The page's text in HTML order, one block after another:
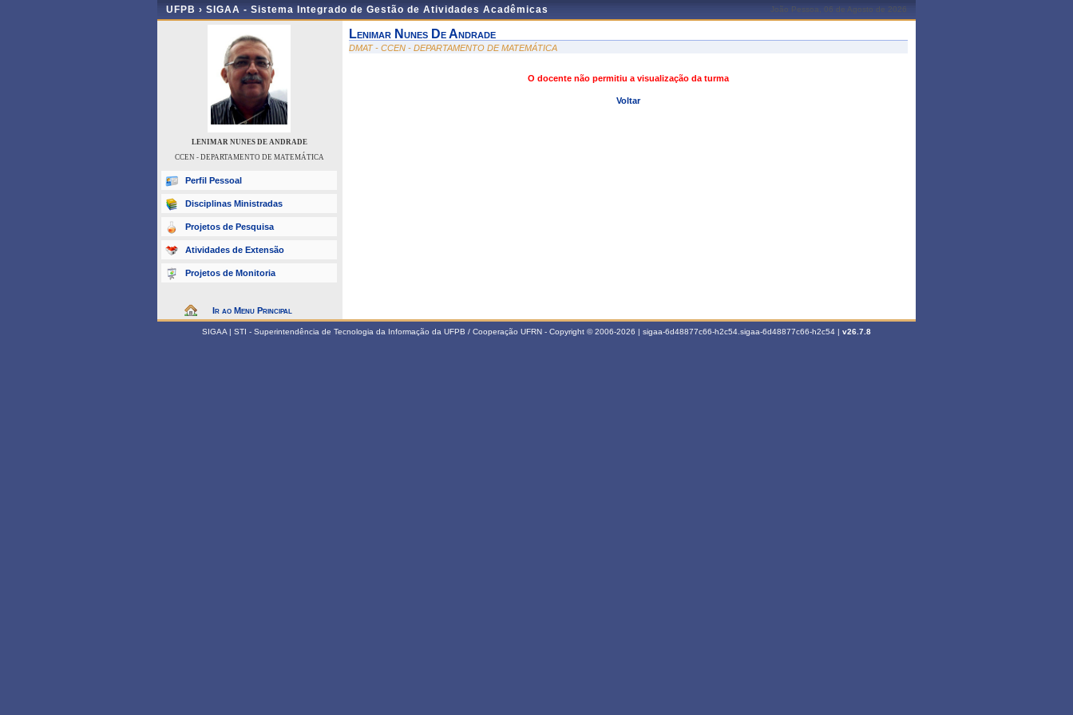
UFPB › SIGAA - Sistema Integrado de Gestão de Atividades Acadêmicas João Pessoa, 06 de Agosto de 2026
LENIMAR NUNES DE ANDRADE
CCEN - DEPARTAMENTO DE MATEMÁTICA
Perfil Pessoal
Disciplinas Ministradas
Projetos de Pesquisa
Atividades de Extensão
Projetos de Monitoria
Ir ao Menu Principal
Lenimar Nunes De Andrade
DMAT - CCEN - DEPARTAMENTO DE MATEMÁTICA
O docente não permitiu a visualização da turma
Voltar
SIGAA | STI - Superintendência de Tecnologia da Informação da UFPB / Cooperação UFRN - Copyright © 2006-2026 | sigaa-6d48877c66-h2c54.sigaa-6d48877c66-h2c54 | v26.7.8